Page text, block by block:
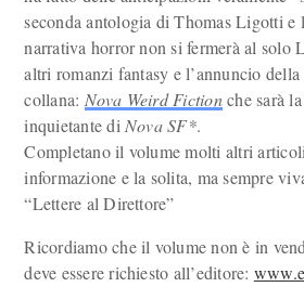
seconda antologia di Thomas Ligotti e
narrativa horror non si fermerà al solo
altri romanzi fantasy e l’annuncio
collana: Nova Weird Fictionche sarà
inquietante di Nova SF*.
Completano il volume molti altri
informazione e la solita, ma sempre
“Lettere al Direttore”
Ricordiamo che il volume non è in
deve essere richiesto all’editore: